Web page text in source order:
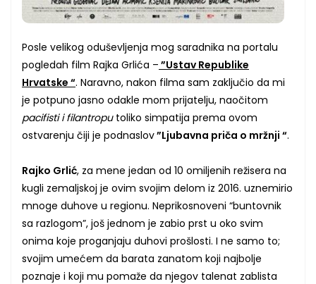
Posle velikog oduševljenja mog saradnika na portalu
pogledah film Rajka Grlića – ”Ustav Republike
Hrvatske “. Naravno, nakon filma sam zaključio da mi
je potpuno jasno odakle mom prijatelju, naočitom
pacifisti i filantroputoliko simpatija prema ovom
ostvarenju čiji je podnaslov”Ljubavna priča o mržnji “.
Rajko Grlić, za mene jedan od 10 omiljenih režisera na
kugli zemaljskoj je ovim svojim delom iz 2016. uznemirio
mnoge duhove u regionu. Neprikosnoveni “buntovnik
sa razlogom”, još jednom je zabio prst u oko svim
onima koje proganjaju duhovi prošlosti. I ne samo to;
svojim umećem da barata zanatom koji najbolje
poznaje i koji mu pomaže da njegov talenat zablista